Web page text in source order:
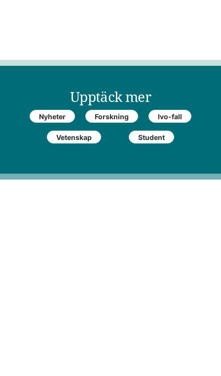
Upptäck mer
Nyheter Forskning Ivo-fall
Vetenskap Student